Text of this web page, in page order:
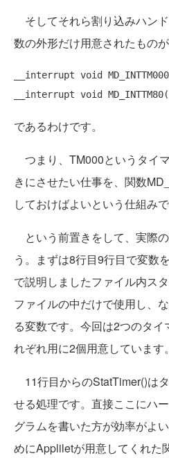
そしてそれら割り込みハン
数の外形だけ用意されたものが
__interrupt void
__interrupt void
であるわけです。
つまり、TM000というタイ
きにさせたい仕事を、関数
しておけばよいという仕組みで
という前置きをして、実際
う。まずは8行目9行目で変数
で説明しましたファイル内ス
ファイルの中だけで使用し、
る変数です。今回は2つのタ
れぞれ用に2個用意しています。
11行目からのStatTimer()は
せる処理です。直接ここにハ
グラムを書いた方が効率がよ
めにAppliletが用意してくれた